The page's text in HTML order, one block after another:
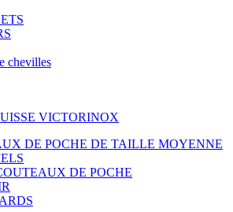
chevilles
VICTORINOX
DE POCHE DE TAILLE MOYENNE
DE POCHE